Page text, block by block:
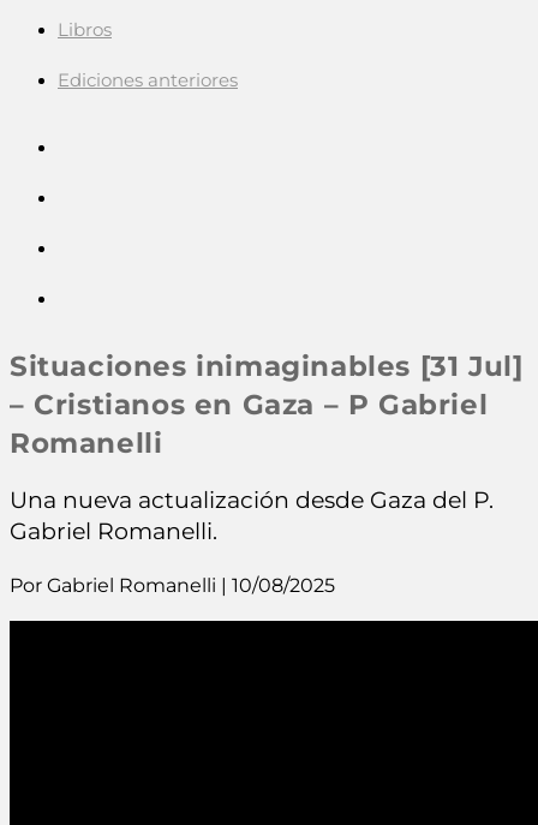
Libros
Ediciones anteriores
Situaciones inimaginables [31 Jul]
– Cristianos en Gaza – P Gabriel
Romanelli
Una nueva actualización desde Gaza del P.
Gabriel Romanelli.
Por Gabriel Romanelli | 10/08/2025